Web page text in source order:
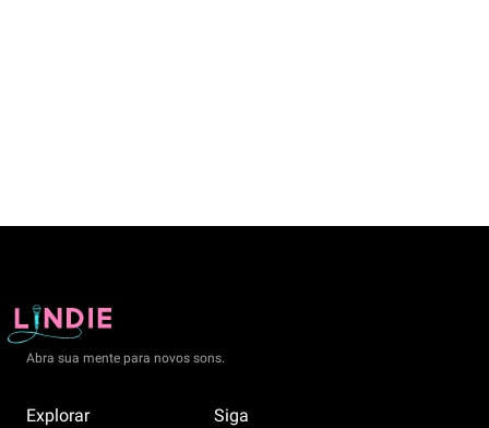
Abra sua mente para novos sons.
Explorar Siga